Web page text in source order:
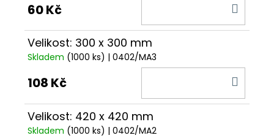
60 Kč
Velikost: 300 x 300 mm
Skladem (1000 ks) | 0402/MA3
108 Kč
Velikost: 420 x 420 mm
Skladem (1000 ks) | 0402/MA2